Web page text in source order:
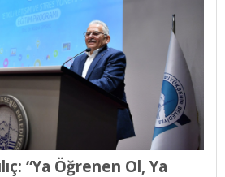
“Ya Öğrenen Ol, Ya